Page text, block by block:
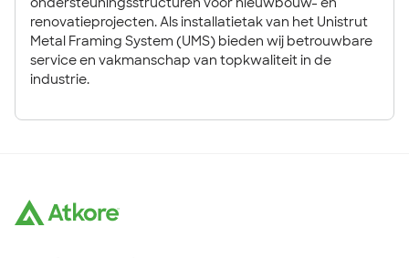
ondersteuningsstructuren voor nieuwbouw- en
renovatieprojecten. Als installatietak van het Unistrut
Metal Framing System (UMS) bieden wij betrouwbare
service en vakmanschap van topkwaliteit in de
industrie.